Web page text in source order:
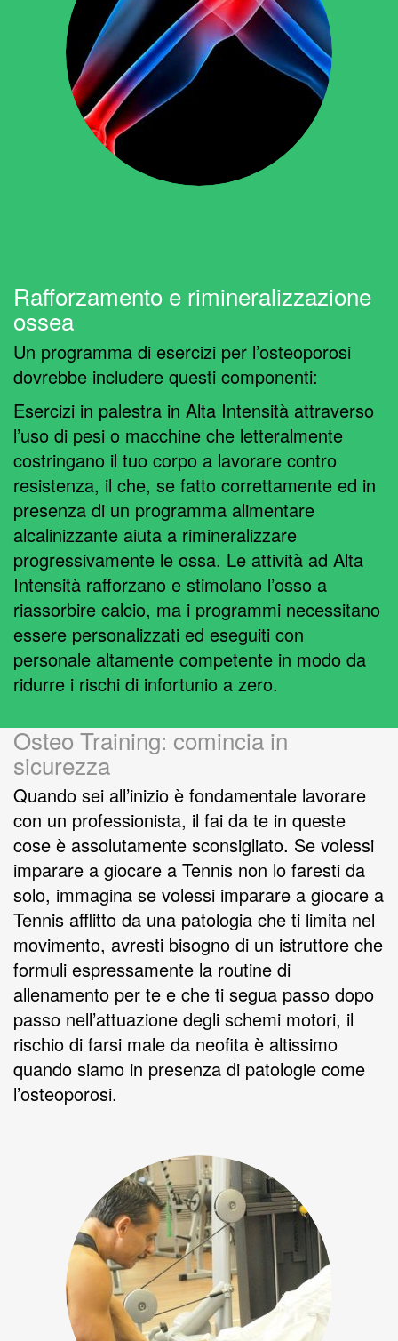
Rafforzamento e rimineralizzazione
ossea
Un programma di esercizi per l’osteoporosi
dovrebbe includere questi componenti:
Esercizi in palestra in Alta Intensità attraverso
l’uso di pesi o macchine che letteralmente
costringano il tuo corpo a lavorare contro
resistenza, il che, se fatto correttamente ed in
presenza di un programma alimentare
alcalinizzante aiuta a rimineralizzare
progressivamente le ossa. Le attività ad Alta
Intensità rafforzano e stimolano l’osso a
riassorbire calcio, ma i programmi necessitano
essere personalizzati ed eseguiti con
personale altamente competente in modo da
ridurre i rischi di infortunio a zero.
Osteo Training: comincia in
sicurezza
Quando sei all’inizio è fondamentale lavorare
con un professionista, il fai da te in queste
cose è assolutamente sconsigliato. Se volessi
imparare a giocare a Tennis non lo faresti da
solo, immagina se volessi imparare a giocare a
Tennis afflitto da una patologia che ti limita nel
movimento, avresti bisogno di un istruttore che
formuli espressamente la routine di
allenamento per te e che ti segua passo dopo
passo nell’attuazione degli schemi motori, il
rischio di farsi male da neofita è altissimo
quando siamo in presenza di patologie come
l’osteoporosi.